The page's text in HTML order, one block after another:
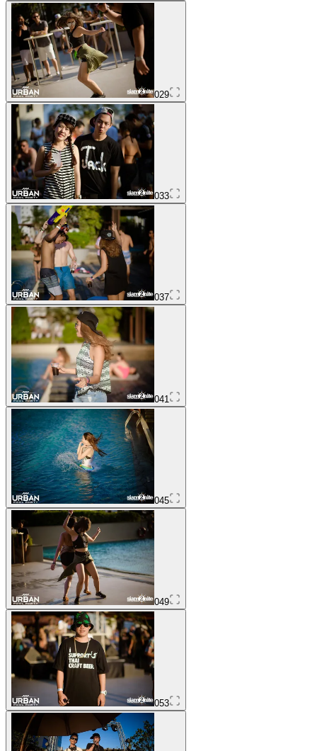
029
033
037
041
045
049
053